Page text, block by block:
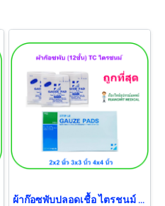
ผ้าก๊อซพับปลอดเชื้อ ไตรชนม์ 4x4 นิ้ว (1ซอง/กล่อง) (12ชั้น)